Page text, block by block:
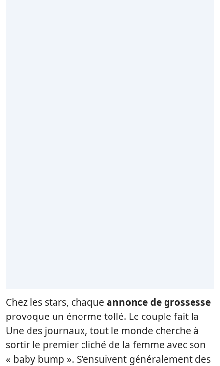
Chez les stars, chaque annonce de grossesse
provoque un énorme tollé. Le couple fait la
Une des journaux, tout le monde cherche à
sortir le premier cliché de la femme avec son
« baby bump ». S’ensuivent généralement des